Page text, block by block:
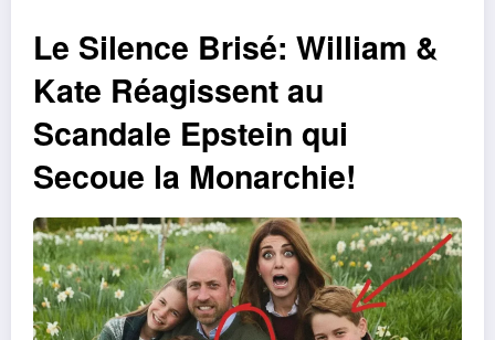
Le Silence Brisé: William &
Kate Réagissent au
Scandale Epstein qui
Secoue la Monarchie!